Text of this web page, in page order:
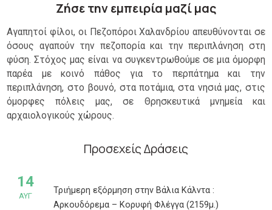
Ζήσε την εμπειρία μαζί μας
Αγαπητοί φίλοι, οι Πεζοπόροι Χαλανδρίου απευθύνονται σε
όσους αγαπούν την πεζοπορία και την περιπλάνηση στη
φύση. Στόχος μας είναι να συγκεντρωθούμε σε μια όμορφη
παρέα με κοινό πάθος για το περπάτημα και την
περιπλάνηση, στο βουνό, στα ποτάμια, στα νησιά μας, στις
όμορφες πόλεις μας, σε Θρησκευτικά μνημεία και
αρχαιολογικούς χώρους.
Προσεχείς Δράσεις
14
ΑΥΓ
Τριήμερη εξόρμηση στην Βάλια Κάλντα :
Αρκουδόρεμα – Κορυφή Φλέγγα (2159μ.)